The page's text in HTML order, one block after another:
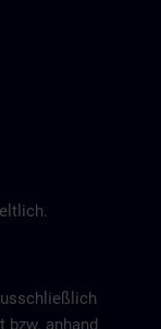
bzw. anhand